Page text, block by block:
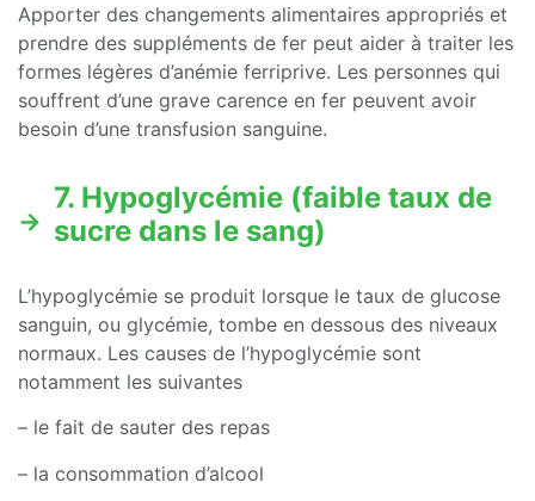
Apporter des changements alimentaires appropriés et
prendre des suppléments de fer peut aider à traiter les
formes légères d’anémie ferriprive. Les personnes qui
souffrent d’une grave carence en fer peuvent avoir
besoin d’une transfusion sanguine.
7. Hypoglycémie (faible taux de
sucre dans le sang)
L’hypoglycémie se produit lorsque le taux de glucose
sanguin, ou glycémie, tombe en dessous des niveaux
normaux. Les causes de l’hypoglycémie sont
notamment les suivantes
– le fait de sauter des repas
– la consommation d’alcool